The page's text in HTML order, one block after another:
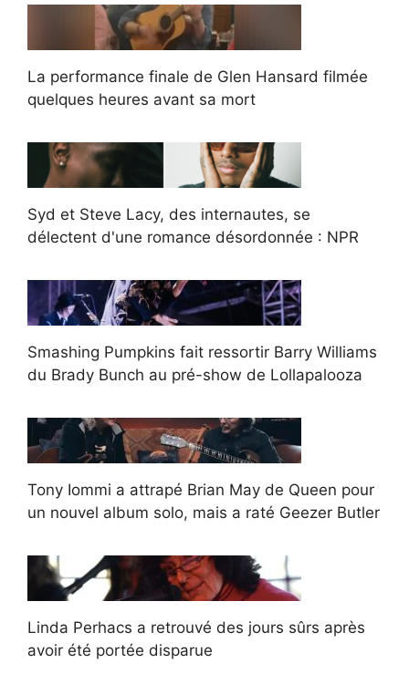
La performance finale de Glen Hansard filmée
quelques heures avant sa mort
Syd et Steve Lacy, des internautes, se
délectent d'une romance désordonnée : NPR
Smashing Pumpkins fait ressortir Barry Williams
du Brady Bunch au pré-show de Lollapalooza
Tony Iommi a attrapé Brian May de Queen pour
un nouvel album solo, mais a raté Geezer Butler
Linda Perhacs a retrouvé des jours sûrs après
avoir été portée disparue